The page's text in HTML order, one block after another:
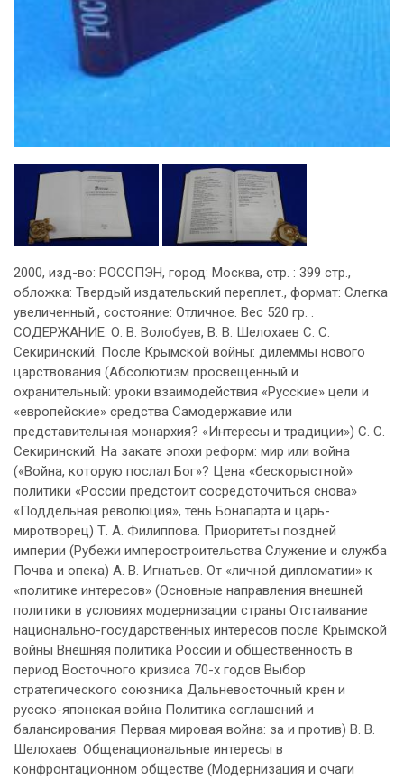
2000, изд-во: РОССПЭН, город: Москва, стр. : 399 стр.,
обложка: Твердый издательский переплет., формат: Слегка
увеличенный., состояние: Отличное. Вес 520 гр. .
СОДЕРЖАНИЕ: О. В. Волобуев, В. В. Шелохаев С. С.
Секиринский. После Крымской войны: дилеммы нового
царствования (Абсолютизм просвещенный и
охранительный: уроки взаимодействия «Русские» цели и
«европейские» средства Самодержавие или
представительная монархия? «Интересы и традиции») С. С.
Секиринский. На закате эпохи реформ: мир или война
(«Война, которую послал Бог»? Цена «бескорыстной»
политики «России предстоит сосредоточиться снова»
«Поддельная революция», тень Бонапарта и царь-
миротворец) Т. А. Филиппова. Приоритеты поздней
империи (Рубежи имперостроительства Служение и служба
Почва и опека) А. В. Игнатьев. От «личной дипломатии» к
«политике интересов» (Основные направления внешней
политики в условиях модернизации страны Отстаивание
национально-государственных интересов после Крымской
войны Внешняя политика России и общественность в
период Восточного кризиса 70-х годов Выбор
стратегического союзника Дальневосточный крен и
русско-японская война Политика соглашений и
балансирования Первая мировая война: за и против) В. В.
Шелохаев. Общенациональные интересы в
конфронтационном обществе (Модернизация и очаги